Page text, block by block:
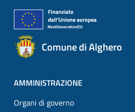
Comune di Alghero
AMMINISTRAZIONE
Organi di governo